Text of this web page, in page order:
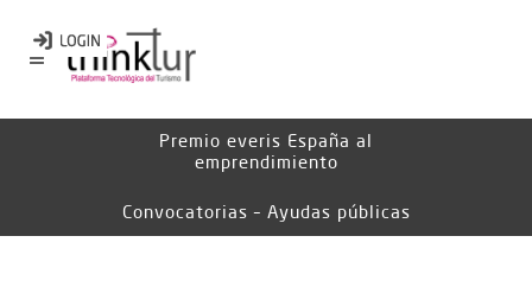
Premio everis España al
emprendimiento
Convocatorias – Ayudas públicas